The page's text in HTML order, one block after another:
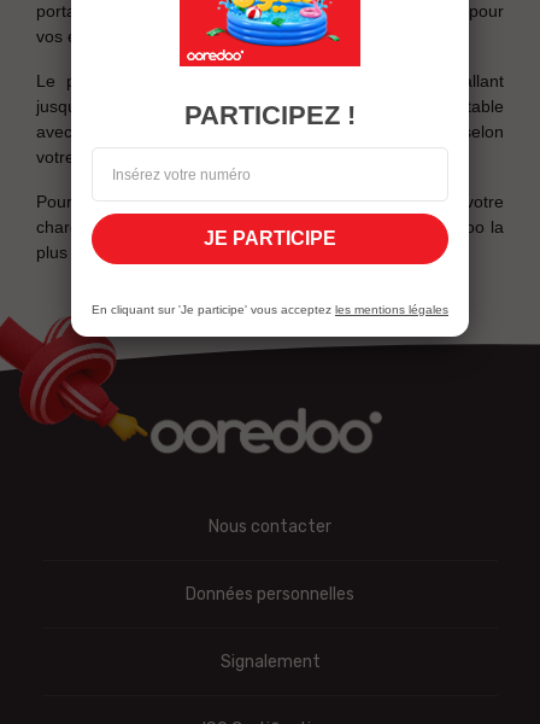
portables ou autres appareils proposés par Ooredoo pour
vos employés.
Le paiement peut être échelonné sur une période allant
jusqu’à 18 mensualités et ce, selon la valeur du portable
avec un paiement d’une avance allant de 10% à 30% selon
votre ancienneté.
Pour plus d’informations, veuillez-vous adresser à votre
chargé de compte ou rendez-vous à la boutique Ooredoo la
plus proche !
Nous contacter
Données personnelles
Signalement
PARTICIPEZ !
JE PARTICIPE
En cliquant sur 'Je participe' vous acceptez les mentions légales